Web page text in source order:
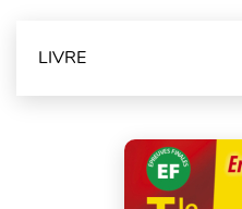
LIVRE